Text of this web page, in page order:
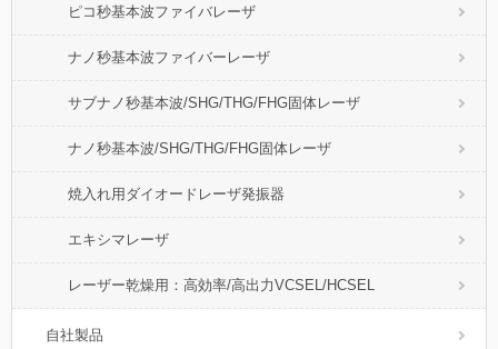
ピコ秒基本波ファイバレーザ
ナノ秒基本波ファイバーレーザ
サブナノ秒基本波/SHG/THG/FHG固体レーザ
ナノ秒基本波/SHG/THG/FHG固体レーザ
焼入れ用ダイオードレーザ発振器
エキシマレーザ
レーザー乾燥用：高効率/高出力VCSEL/HCSEL
自社製品